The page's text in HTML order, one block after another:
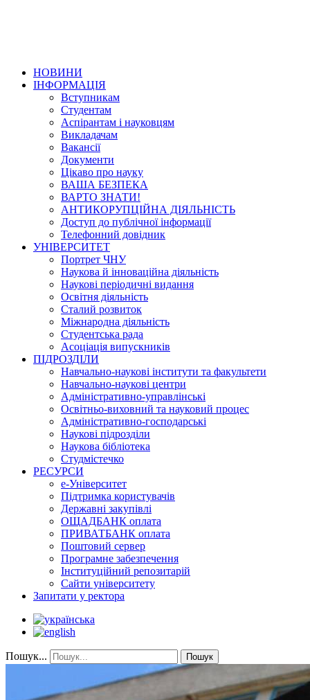
НОВИНИ
ІНФОРМАЦІЯ
Вступникам
Студентам
Аспірантам і науковцям
Викладачам
Вакансії
Документи
Цікаво про науку
ВАША БЕЗПЕКА
ВАРТО ЗНАТИ!
АНТИКОРУПЦІЙНА ДІЯЛЬНІСТЬ
Доступ до публічної інформації
Телефонний довідник
УНІВЕРСИТЕТ
Портрет ЧНУ
Наукова й інноваційна діяльність
Наукові періодичні видання
Освітня діяльність
Сталий розвиток
Міжнародна діяльність
Студентська рада
Асоціація випускників
ПІДРОЗДІЛИ
Навчально-наукові інститути та факультети
Навчально-наукові центри
Адміністративно-управлінські
Освітньо-виховний та науковий процес
Адміністративно-господарські
Наукові підрозділи
Наукова бібліотека
Студмістечко
РЕСУРСИ
е-Університет
Підтримка користувачів
Державні закупівлі
ОЩАДБАНК оплата
ПРИВАТБАНК оплата
Поштовий сервер
Програмне забезпечення
Інституційний репозитарій
Сайти університету
Запитати у ректора
Пошук... Пошук